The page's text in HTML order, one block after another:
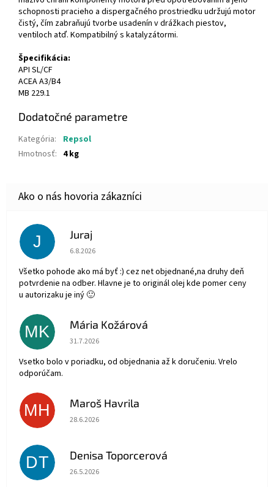
schopnosti pracieho a dispergačného prostriedku udržujú motor
čistý, čím zabraňujú tvorbe usadenín v drážkach piestov,
ventiloch atď. Kompatibilný s katalyzátormi.
Špecifikácia:
API SL/CF
ACEA A3/B4
MB 229.1
Dodatočné parametre
Kategória:
Repsol
Hmotnosť: 4 kg
J Juraj
Hodnotenie obchodu je 5 z 5 hviezdičiek.
6.8.2026
Všetko pohode ako má byť :) cez net objednané,na druhy deň
potvrdenie na odber. Hlavne je to originál olej kde pomer ceny
u autorizaku je iný 🙂
MK Mária Kožárová
Hodnotenie obchodu je 5 z 5 hviezdičiek.
31.7.2026
Vsetko bolo v poriadku, od objednania až k doručeniu. Vrelo
odporúčam.
MH Maroš Havrila
Hodnotenie obchodu je 5 z 5 hviezdičiek.
28.6.2026
DT Denisa Toporcerová
Hodnotenie obchodu je 5 z 5 hviezdičiek.
26.5.2026